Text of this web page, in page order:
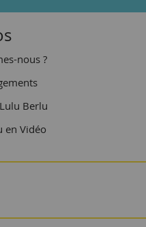
nous ?
Berlu
en Vidéo